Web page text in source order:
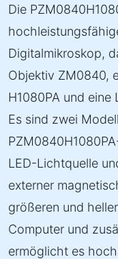
Die
Digitalmikroskop,
Objektiv ZM0840,
H1080PA und
Es sind zwei
LED-Lichtquelle
externer
größeren und
Computer und
ermöglicht es